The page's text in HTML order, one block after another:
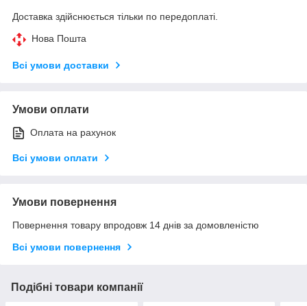
Доставка здійснюється тільки по передоплаті.
Нова Пошта
Всі умови доставки
Умови оплати
Оплата на рахунок
Всі умови оплати
Умови повернення
Повернення товару впродовж 14 днів за домовленістю
Всі умови повернення
Подібні товари компанії